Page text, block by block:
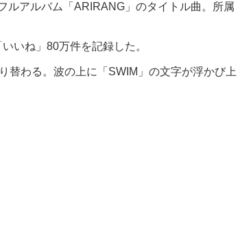
ルアルバム「ARIRANG」のタイトル曲。所属
いね」80万件を記録した。
替わる。波の上に「SWIM」の文字が浮かび上